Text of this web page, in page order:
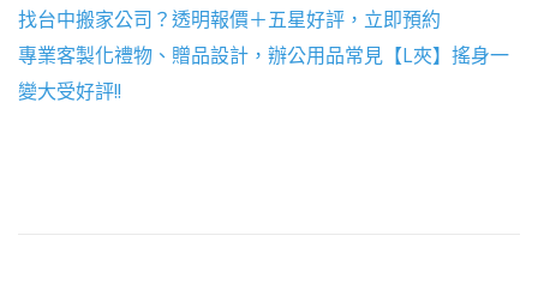
找台中搬家公司 ？透明報價＋五星好評，立即預約
專業客製化禮物、贈品設計，辦公用品常見【L夾】搖身一
變大受好評!!